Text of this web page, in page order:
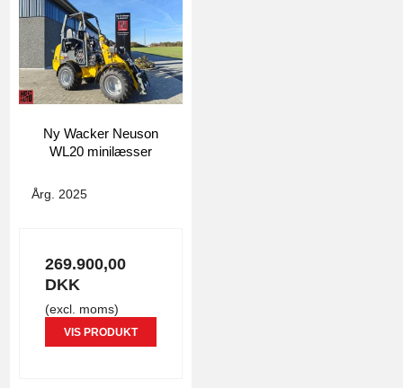
Ny Wacker Neuson
WL20 minilæsser
Årg. 2025
269.900,00
DKK
(excl. moms)
VIS PRODUKT